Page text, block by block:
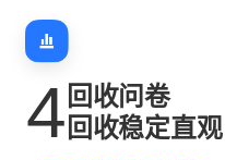
4 回收问卷
回收稳定直观